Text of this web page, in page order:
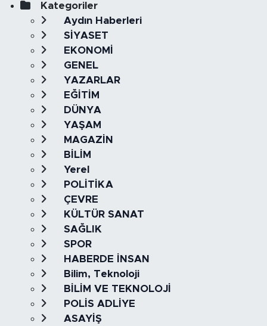
Kategoriler
Aydın Haberleri
SİYASET
EKONOMİ
GENEL
YAZARLAR
EĞİTİM
DÜNYA
YAŞAM
MAGAZİN
BİLİM
Yerel
POLİTİKA
ÇEVRE
KÜLTÜR SANAT
SAĞLIK
SPOR
HABERDE İNSAN
Bilim, Teknoloji
BİLİM VE TEKNOLOJİ
POLİS ADLİYE
ASAYİŞ